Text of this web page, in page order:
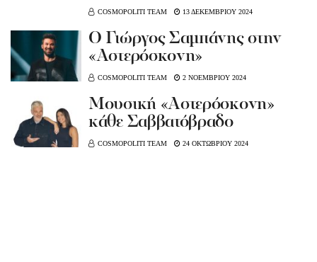
COSMOPOLITI TEAM 13 ΔΕΚΕΜΒΡΙΟΥ 2024
O Γιώργος Σαμπάνης στην
«Αστερόσκονη»
COSMOPOLITI TEAM 2 ΝΟΕΜΒΡΙΟΥ 2024
Μουσική «Αστερόσκονη»
κάθε Σαββατόβραδο
COSMOPOLITI TEAM 24 ΟΚΤΩΒΡΙΟΥ 2024